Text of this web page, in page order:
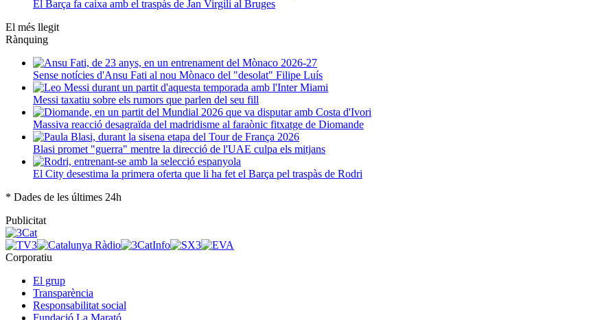
El Barça fa caixa amb el traspàs de Jan Virgili al Bruges
El més llegit
Rànquing
Sense notícies d'Ansu Fati al nou Mònaco del "desolat" Filipe Luís
Messi taxatiu sobre els rumors que parlen del seu fill
Massiva reacció desagraïda del madridisme al faraònic fitxatge de Diomande
Blasi promet "guerra" mentre la direcció de l'UAE culpa els mitjans
El City desestima la primera oferta que li ha fet el Barça pel traspàs de Rodri
* Dades de les últimes 24h
Publicitat
Corporatiu
El grup
Transparència
Responsabilitat social
Fundació La Marató